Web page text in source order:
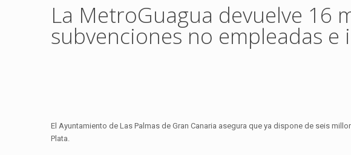
La MetroGuagua devuelve 16
subvenciones no empleadas e
El Ayuntamiento de Las Palmas de Gran Canaria asegura que ya dispone de seis
Plata.